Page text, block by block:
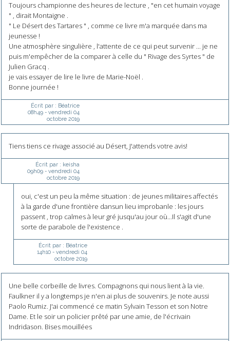
Toujours championne des heures de lecture , "en cet humain voyage
" , dirait Montaigne .
" Le Désert des Tartares " , comme ce livre m'a marquée dans ma
jeunesse !
Une atmosphère singulière , l'attente de ce qui peut survenir ... je ne
puis m'empêcher de la comparer à celle du " Rivage des Syrtes " de
Julien Gracq .
je vais essayer de lire le livre de Marie-Noël .
Bonne journée !
Écrit par : Béatrice
08h49- vendredi 04
octobre 2019
Tiens tiens ce rivage associé au Désert, J'attends votre avis!
Écrit par : keisha
09h09- vendredi 04
octobre 2019
oui, c'est un peu la même situation : de jeunes militaires affectés
à la garde d'une frontière dansun lieu improbanle : les jours
passent , trop calmes à leur gré jusqu'au jour où...Il s'agit d'une
sorte de parabole de l'existence .
Écrit par : Béatrice
14h10- vendredi 04
octobre 2019
Une belle corbeille de livres. Compagnons qui nous lient à la vie.
Faulkner il y a longtemps je n'en ai plus de souvenirs. Je note aussi
Paolo Rumiz. J'ai commencé ce matin Sylvain Tesson et son Notre
Dame. Et le soir un policier prêté par une amie, de l'écrivain
Indridason. Bises mouillées